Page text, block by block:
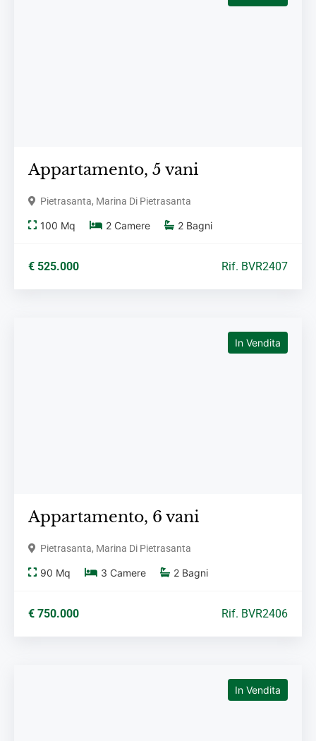
Appartamento, 5 vani
Pietrasanta, Marina Di Pietrasanta
100 Mq 2 Camere 2 Bagni
€ 525.000 Rif. BVR2407
In Vendita
Appartamento, 6 vani
Pietrasanta, Marina Di Pietrasanta
90 Mq 3 Camere 2 Bagni
€ 750.000 Rif. BVR2406
In Vendita